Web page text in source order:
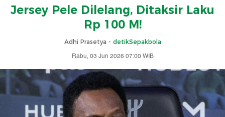
Jersey Pele Dilelang, Ditaksir Laku
Rp 100 M!
Adhi Prasetya - detikSepakbola
Rabu, 03 Jun 2026 07:00 WIB